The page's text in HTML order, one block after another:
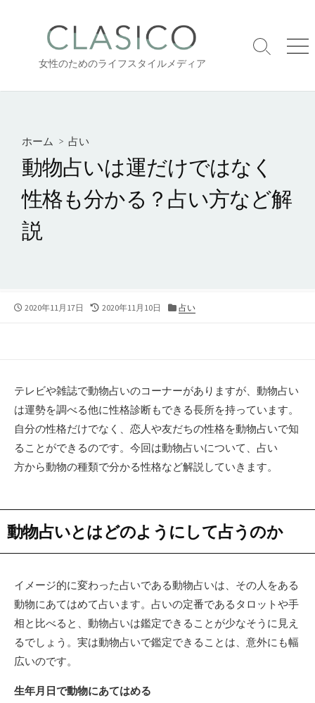
へ
女性のためのライフスタイルメディア
検
り
メ
ー
ホーム > 占い
動物占いは運だけではなく
性格も分かる？占い方など解
説
公
2020年11月17日
最
2020年11月10日
カ
占い
テレビや雑誌で動物占いのコーナーがありますが、動物占い
は運勢を調べる他に性格診断もできる長所を持っています。
自分の性格だけでなく、恋人や友だちの性格を動物占いで知
ることができるのです。今回は動物占いについて、占い
方から動物の種類で分かる性格など解説していきます。
動物占いとはどのようにして占うのか
イメージ的に変わった占いである動物占いは、その人をある
動物にあてはめて占います。占いの定番であるタロットや手
相と比べると、動物占いは鑑定できることが少なそうに見え
るでしょう。実は動物占いで鑑定できることは、意外にも幅
広いのです。
生年月日で動物にあてはめる